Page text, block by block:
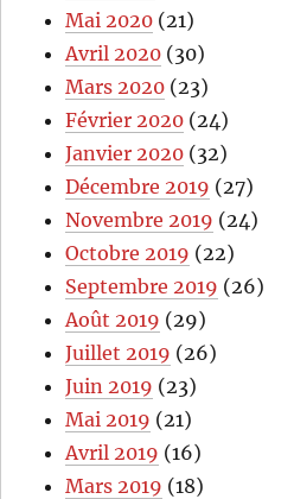
Mai 2020 (21)
Avril 2020 (30)
Mars 2020 (23)
Février 2020 (24)
Janvier 2020 (32)
Décembre 2019 (27)
Novembre 2019 (24)
Octobre 2019 (22)
Septembre 2019 (26)
Août 2019 (29)
Juillet 2019 (26)
Juin 2019 (23)
Mai 2019 (21)
Avril 2019 (16)
Mars 2019 (18)